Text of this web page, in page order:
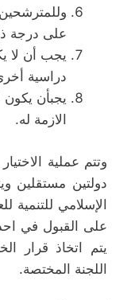
على درجة
يجب أن لا
دراسية
يجبأن
الازمة له.
وتتم عملية
دولتين مستقلين
الإسلامي للتنمية
على القبول في
يتم اتخاذ قرار
اللجنة المختصة.